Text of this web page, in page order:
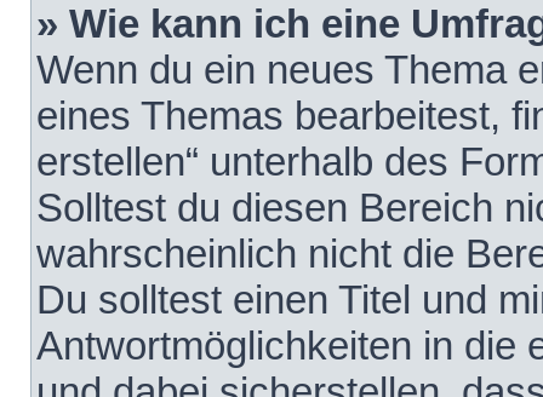
» Wie kann ich eine
Wenn du ein neues Thema
eines Themas bearbeitest,
erstellen“ unterhalb des
Solltest du diesen Bereich
wahrscheinlich nicht die
Du solltest einen Titel und
Antwortmöglichkeiten in die